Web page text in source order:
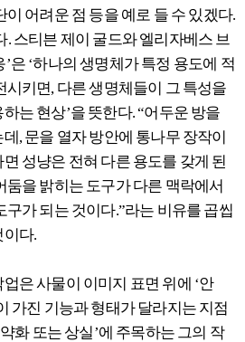
이 어려운 점 등을 예로 들 수 있겠다.
. 스티븐 제이 굴드와 엘리자베스 브
은 ‘하나의 생명체가 특정 용도에 적
시키면, 다른 생명체들이 그 특성을
는 현상’을 뜻한다. “어두운 방을
, 문을 열자 방안에 통나무 장작이
성냥은 전혀 다른 용도를 갖게 된
둠을 밝히는 도구가 다른 맥락에서
구가 되는 것이다.”라는 비유를 곱씹
이다.
은 사물이 이미지 표면 위에 ‘안
가진 기능과 형태가 달라지는 지점
화 또는 상실’에 주목하는 그의 작